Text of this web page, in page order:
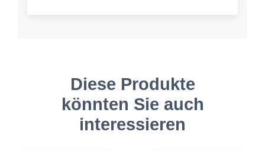
Diese Produkte
könnten Sie auch
interessieren